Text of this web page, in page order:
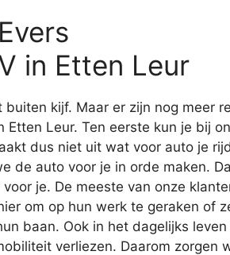
in Etten Leur
kijf. Maar er zijn nog meer
Leur. Ten eerste kun je bij
dus niet uit wat voor auto je
de auto voor je in orde maken.
je. De meeste van onze
om op hun werk te geraken of
baan. Ook in het dagelijks leven
verliezen. Daarom zorgen